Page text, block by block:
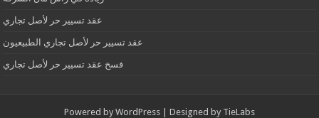
عقد تسيير حر لأصل تجاري
عقد تسيير حر لأصل تجاري الطبيعيون
فسخ عقد تسيير حر لأصل تجاري
Powered by WordPress | Designed by TieLabs